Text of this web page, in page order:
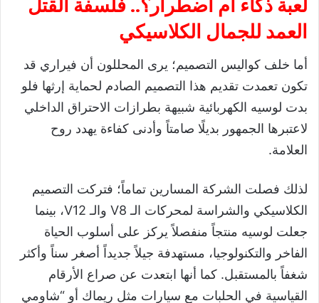
العمد للجمال الكلاسيكي
أما خلف كواليس التصميم؛ يرى المحللون أن فيراري قد
تكون تعمدت تقديم هذا التصميم الصادم لحماية إرثها فلو
بدت لوسيه الكهربائية شبيهة بطرازات الاحتراق الداخلي
لاعتبرها الجمهور بديلًا صامتاً وأدنى كفاءة يهدد روح
العلامة.
لذلك فصلت الشركة المسارين تماماً؛ فتركت التصميم
الكلاسيكي والشراسة لمحركات الـ V8 والـ V12، بينما
جعلت لوسيه منتجاً منفصلاً يركز على أسلوب الحياة
الفاخر والتكنولوجيا، مستهدفة جيلاً جديداً أصغر سناً وأكثر
شغفاً بالمستقبل. كما أنها ابتعدت عن صراع الأرقام
القياسية في الحلبات مع سيارات مثل ريماك أو “شاومي